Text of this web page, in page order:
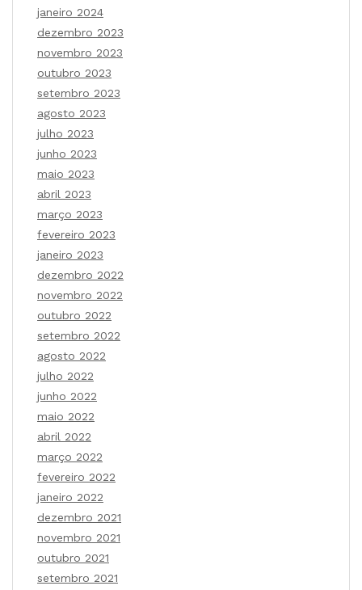
janeiro 2024
dezembro 2023
novembro 2023
outubro 2023
setembro 2023
agosto 2023
julho 2023
junho 2023
maio 2023
abril 2023
março 2023
fevereiro 2023
janeiro 2023
dezembro 2022
novembro 2022
outubro 2022
setembro 2022
agosto 2022
julho 2022
junho 2022
maio 2022
abril 2022
março 2022
fevereiro 2022
janeiro 2022
dezembro 2021
novembro 2021
outubro 2021
setembro 2021